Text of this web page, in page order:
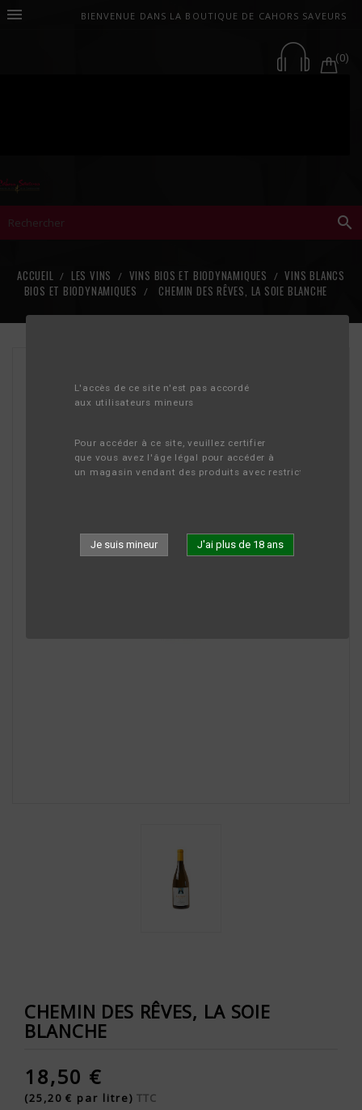
 BIENVENUE DANS LA BOUTIQUE DE CAHORS SAVEURS
(0)
L'accès de ce site n'est pas accordé
aux utilisateurs mineurs
Pour accéder à ce site, veuillez certifier
que vous avez l'âge légal pour accéder à
un magasin vendant des produits avec restriction d'âge.
Je suis mineur J'ai plus de 18 ans

ACCUEIL LES VINS VINS BIOS ET BIODYNAMIQUES
VINS BLANCS
BIOS ET BIODYNAMIQUES
CHEMIN DES RÊVES, LA SOIE BLANCHE
CHEMIN DES RÊVES, LA SOIE
BLANCHE
18,50 €
(25,20 € par litre) TTC